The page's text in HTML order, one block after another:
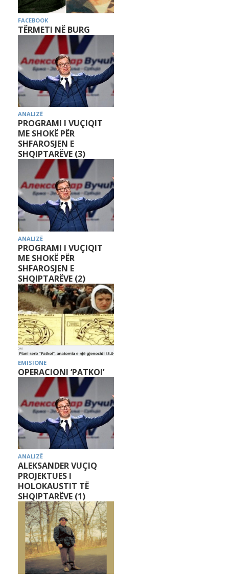
FACEBOOK
TËRMETI NË BURG
ANALIZË
PROGRAMI I VUÇIQIT
ME SHOKË PËR
SHFAROSJEN E
SHQIPTARËVE (3)
ANALIZË
PROGRAMI I VUÇIQIT
ME SHOKË PËR
SHFAROSJEN E
SHQIPTARËVE (2)
EMISIONE
OPERACIONI ‘PATKOI’
ANALIZË
ALEKSANDER VUÇIQ
PROJEKTUES I
HOLOKAUSTIT TË
SHQIPTARËVE (1)